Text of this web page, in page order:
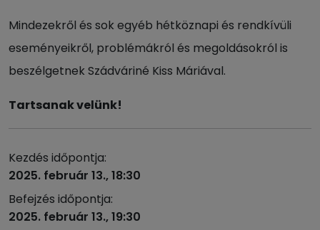
Mindezekről és sok egyéb hétköznapi és rendkívüli
eseményeikről, problémákról és megoldásokról is
beszélgetnek Szádváriné Kiss Máriával.
Tartsanak velünk!
Kezdés időpontja:
2025. február 13., 18:30
Befejzés időpontja:
2025. február 13., 19:30